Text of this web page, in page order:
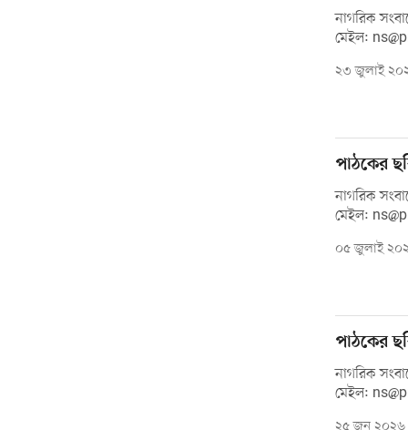
নাগরিক
মেইল:
২৩ জুলাই
পাঠকের
নাগরিক
মেইল:
০৫ জুলাই
পাঠকের
নাগরিক
মেইল: